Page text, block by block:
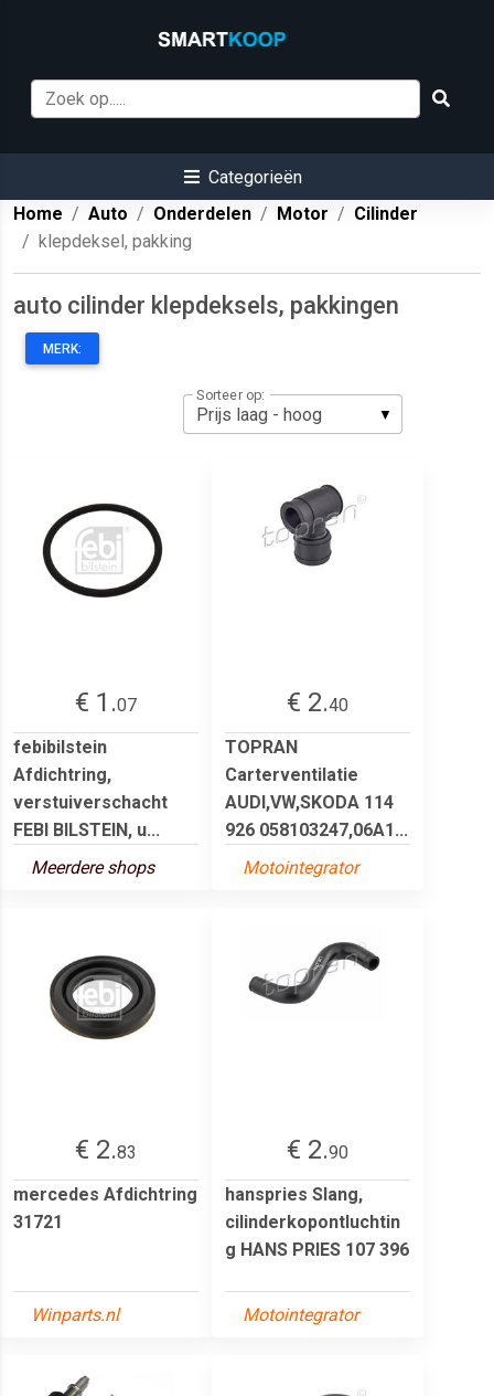
Categorieën
Home
Auto Onderdelen Motor
Cilinder
klepdeksel, pakking
auto cilinder klepdeksels, pakkingen
MERK:
Sorteer op:
€ 1.07
febibilstein
Afdichtring,
verstuiverschacht
FEBI BILSTEIN, u...
Meerdere shops
€ 2.40
TOPRAN
Carterventilatie
AUDI,VW,SKODA 114
926 058103247,06A1...
Motointegrator
€ 2.83
mercedes Afdichtring
31721
Winparts.nl
€ 2.90
hanspries Slang,
cilinderkopontluchtin
g HANS PRIES 107 396
Motointegrator